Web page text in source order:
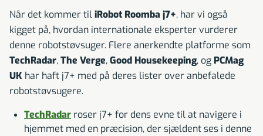
Når det kommer tiliRobot Roomba j7+, har vi også
kigget på, hvordan internationale eksperter vurderer
denne robotstøvsuger. Flere anerkendte platforme som
TechRadar,The Verge,Good Housekeeping, og PCMag
UK har haft j7+ med på deres lister over anbefalede
robotstøvsugere.
TechRadar roser j7+ for dens evne til at navigere i
hjemmet med en præcision, der sjældent ses i denne